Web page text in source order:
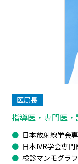
医局長
指導医・専門医
日本放射線学会
日本IVR学会専
検診マンモグラ